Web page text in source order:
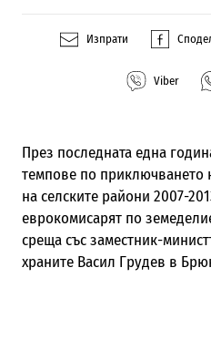
Изпрати
Viber
През последната една
темпове по приключването
на селските райони 2007-
еврокомисарят по
среща със заместник-
храните Васил Грудев в